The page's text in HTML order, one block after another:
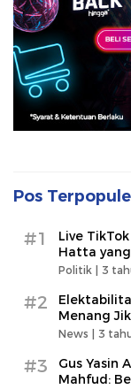
Pos
#1
Live
Hatta
Politik | 3
#2
Menang
News | 3
#3
Gus Yasin
Mahfud: